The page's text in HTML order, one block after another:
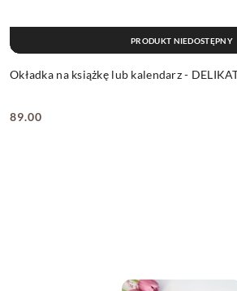
Okładka na książkę lub kalendarz -
Cena:
89.00
PRODUKT NIEDOSTĘPNY